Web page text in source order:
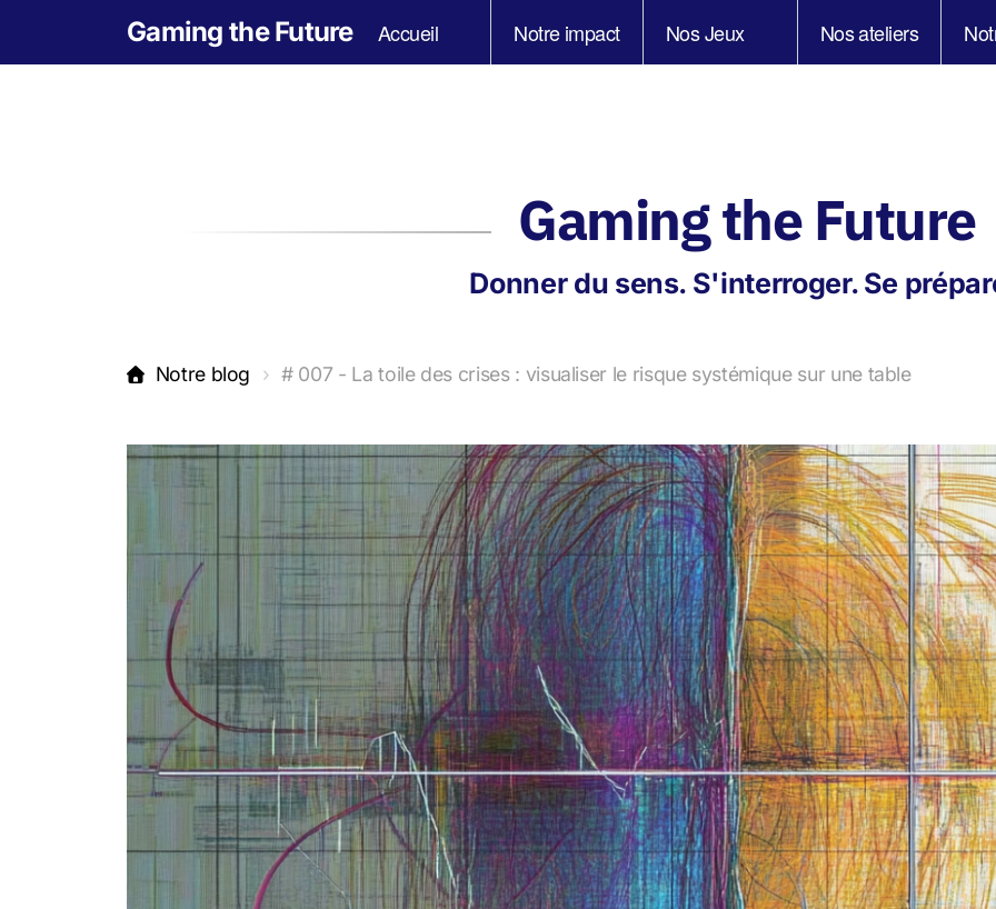
Gaming the Future Accueil Notre impact Nos Jeux Nos ateliers
Gaming the Future
Donner du sens. S'interroger. Se
Notre blog # 007 - La toile des crises : visualiser le risque systémique sur une table